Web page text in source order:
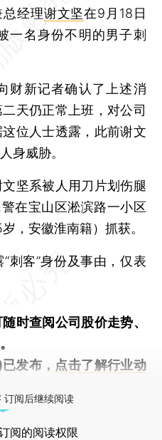
总经理谢文坚在9月18日
一名身份不明的男子刺
新记者确认了上述消
天仍正常上班，对公司
位人士透露，此前谢文
身威胁。
坚系被人用刀片划伤腿
在宝山区淞滨路一小区
，安徽淮南籍）抓获。
客”身份及事由，仅表
随时查阅公司股价走势、
发布， 点击了解行业动
订阅后继续阅读
阅的阅读权限